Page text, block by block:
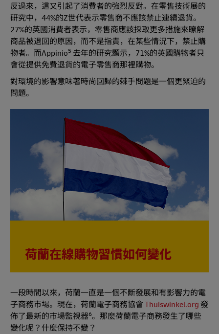
反過來，這又引起了消費者的強烈反對。在零售技術展的
研究中，44%的Z世代表示零售商不應該禁止連續退貨。
27%的英國消費者表示，零售商應該採取更多措施來瞭解
商品被退回的原因，而不是指責，在某些情況下，禁止購
物者。而Appinio5 去年的研究顯示，71%的英國購物者只
會從提供免費退貨的電子零售商那裡購物。
對環境的影響意味著時尚回歸的棘手問題是一個更緊迫的
問題。
荷蘭在線購物習慣如何變化
一段時間以來，荷蘭一直是一個不斷發展和有影響力的電
子商務市場。現在，荷蘭電子商務協會Thuiswinkel.org 發
佈了最新的市場監視器6。那麼荷蘭電子商務發生了哪些
變化呢？什麼保持不變？